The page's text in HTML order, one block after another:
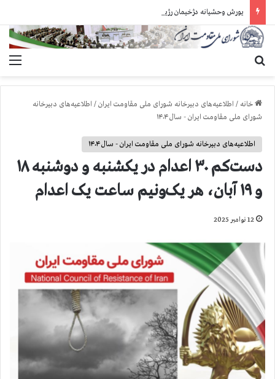
خانه / اطلاعیه‌های دبیرخانه شورای ملی مقاومت ایران/ اطلاعیه‌های دبیرخانه
شورای ملی مقاومت ایران - سال ۱۴۰۴
اطلاعیه‌های دبیرخانه شورای ملی مقاومت ایران - سال ۱۴۰۴
دست‌کم ۳۰ اعدام در یکشنبه و دوشنبه ۱۸
و ۱۹ آبان، هر یک‌ونیم ساعت یک اعدام
12 نوامبر 2025